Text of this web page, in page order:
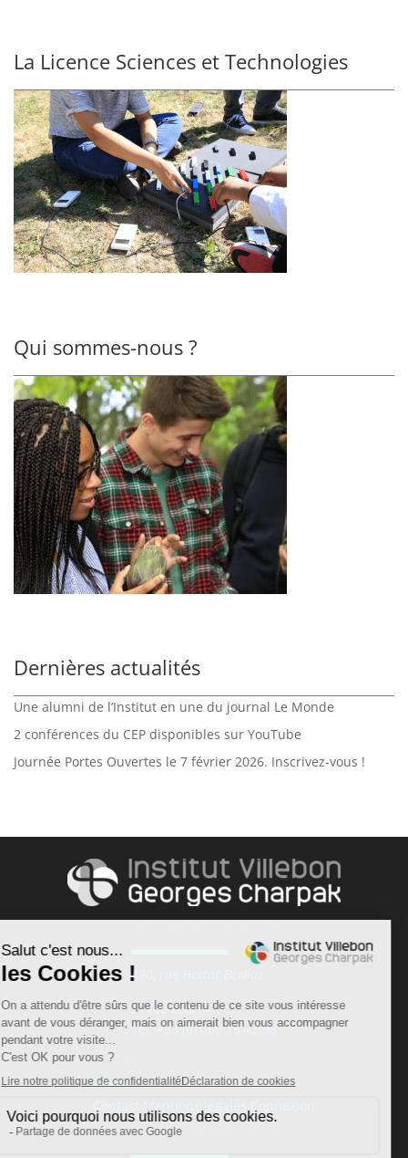
La Licence Sciences et Technologies
Qui sommes-nous ?
Dernières actualités
Une alumni de l’Institut en une du journal Le Monde
2 conférences du CEP disponibles sur YouTube
Journée Portes Ouvertes le 7 février 2026. Inscrivez-vous !
490, rue Hector Berlioz
91400 ORSAY
Tél: +33 (0)1 69 15 42 98
Liens
Réseaux sociaux